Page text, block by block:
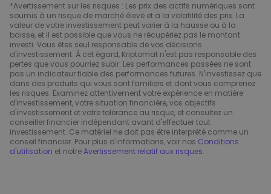
*Avertissement sur les risques : Les prix des actifs numériques sont
soumis à un risque de marché élevé et à la volatilité des prix. La
valeur de votre investissement peut varier à la hausse ou à la
baisse, et il est possible que vous ne récupériez pas le montant
investi. Vous êtes seul responsable de vos décisions
d'investissement. À cet égard, Kriptomat n'est pas responsable des
pertes que vous pourriez subir. Les performances passées ne sont
pas un indicateur fiable des performances futures. N'investissez que
dans des produits qui vous sont familiers et dont vous comprenez
les risques. Examinez attentivement votre expérience en matière
d'investissement, votre situation financière, vos objectifs
d'investissement et votre tolérance au risque, et consultez un
conseiller financier indépendant avant d'effectuer tout
investissement. Ce matériel ne doit pas être interprété comme un
conseil financier. Pour plus d'informations, voir nos Conditions
d'utilisation et notreAvertissement relatif aux risques.